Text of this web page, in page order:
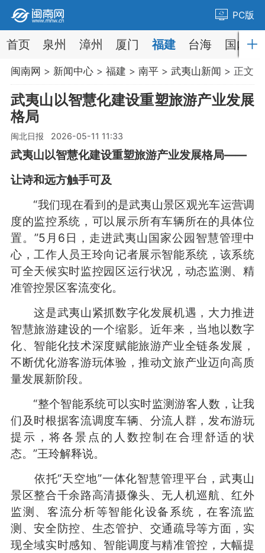
PC版
首页 泉州 漳州 厦门 福建 台海 国内
闽南网 > 新闻中心> 福建 > 南平> 武夷山新闻 > 正文
武夷山以智慧化建设重塑旅游产业发展
格局
闽北日报 2026-05-11 11:33
武夷山以智慧化建设重塑旅游产业发展格局——
让诗和远方触手可及
“我们现在看到的是武夷山景区观光车运营调
度的监控系统，可以展示所有车辆所在的具体位
置。”5月6日，走进武夷山国家公园智慧管理中
心，工作人员王玲向记者展示智能系统，该系统
可全天候实时监控园区运行状况，动态监测、精
准管控景区客流变化。
这是武夷山紧抓数字化发展机遇，大力推进
智慧旅游建设的一个缩影。近年来，当地以数字
化、智能化技术深度赋能旅游产业全链条发展，
不断优化游客游玩体验，推动文旅产业迈向高质
量发展新阶段。
“整个智能系统可以实时监测游客人数，让我
们及时根据客流调度车辆、分流人群，发布游玩
提示，将各景点的人数控制在合理舒适的状
态。”王玲解释说。
依托“天空地”一体化智慧管理平台，武夷山
景区整合千余路高清摄像头、无人机巡航、红外
监测、客流分析等智能化设备系统，在客流监
测、安全防控、生态管护、交通疏导等方面，实
现全域实时感知、智能调度与精准管控，大幅提